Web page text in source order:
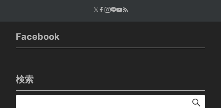
Facebook
検索